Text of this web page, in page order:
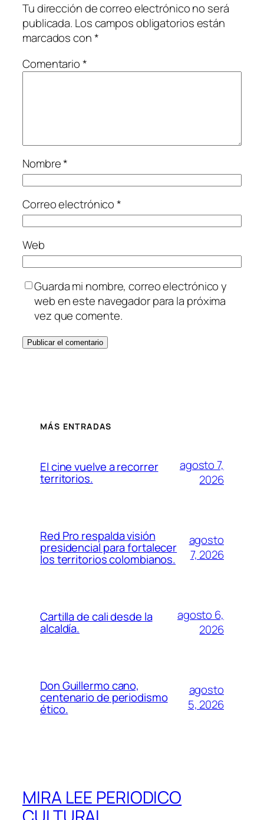
Tu dirección de correo electrónico no será
publicada. Los campos obligatorios están
marcados con*
Comentario*
Nombre*
Correo electrónico*
Web
Guarda mi nombre, correo electrónico y
web en este navegador para la próxima
vez que comente.
MÁS ENTRADAS
El cine vuelve a recorrer
territorios.
agosto 7,
2026
Red Pro respalda visión
presidencial para fortalecer
los territorios colombianos.
agosto
7, 2026
Cartilla de cali desde la
alcaldía.
agosto 6,
2026
Don Guillermo cano,
centenario de periodismo
ético.
agosto
5, 2026
MIRA LEE PERIODICO